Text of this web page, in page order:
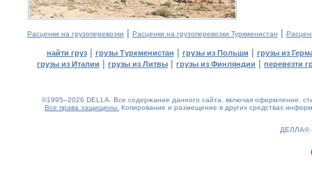
Расценки на грузоперевозки | Расценки на грузоперевозки Туркменистан |
найти груз| грузы Туркменистан | грузы из Польши | грузы из
грузы из Италии | грузы из Литвы | грузы из Финляндии | перевезти
©1995–2026 DELLA. Все содержание данного сайта, включая оформление,
Все права защищены. Копирование и размещение в других средствах